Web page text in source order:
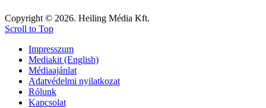
Copyright © 2026. Heiling Média Kft.
Scroll to Top
Impresszum
Mediakit (English)
Médiaajánlat
Adatvédelmi nyilatkozat
Rólunk
Kapcsolat